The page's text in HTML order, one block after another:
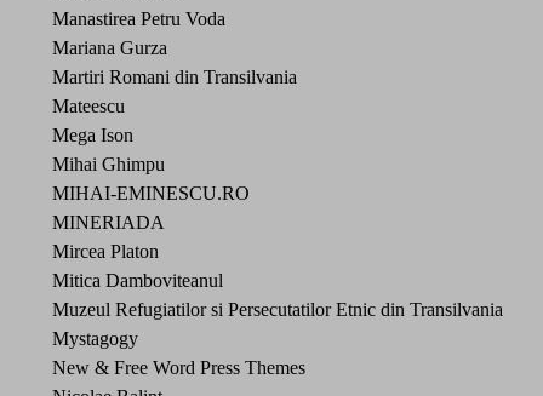
Manastirea Petru Voda
Mariana Gurza
Martiri Romani din Transilvania
Mateescu
Mega Ison
Mihai Ghimpu
MIHAI-EMINESCU.RO
MINERIADA
Mircea Platon
Mitica Damboviteanul
Muzeul Refugiatilor si Persecutatilor Etnic din Transilvania
Mystagogy
New & Free Word Press Themes